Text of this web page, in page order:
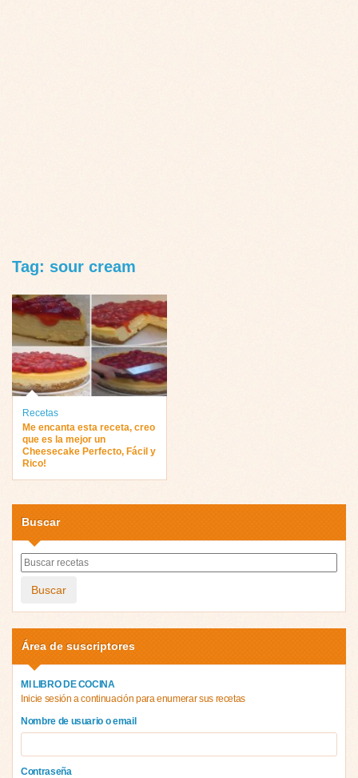
Tag: sour cream
Recetas
Me encanta esta receta, creo
que es la mejor un
Cheesecake Perfecto, Fácil y
Rico!
Buscar
Buscar
Área de suscriptores
MI LIBRO DE COCINA
Inicie sesión a continuación para enumerar sus recetas
Nombre de usuario o email
Contraseña